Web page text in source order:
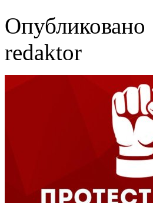
Опубликовано
redaktor